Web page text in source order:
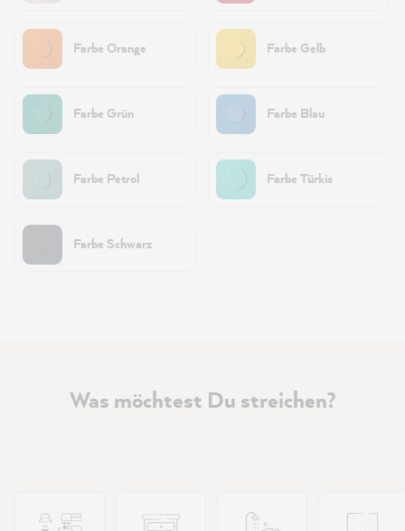
Farbe Orange Farbe Gelb
Farbe Grün Farbe Blau
Farbe Petrol Farbe Türkis
Farbe Schwarz
Was möchtest Du streichen?